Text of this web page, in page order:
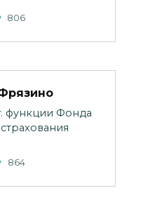
806
функции Фонда
864